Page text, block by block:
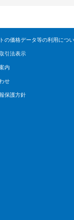
の価格データ等の利用につ
引法表示
内
せ
保護方針